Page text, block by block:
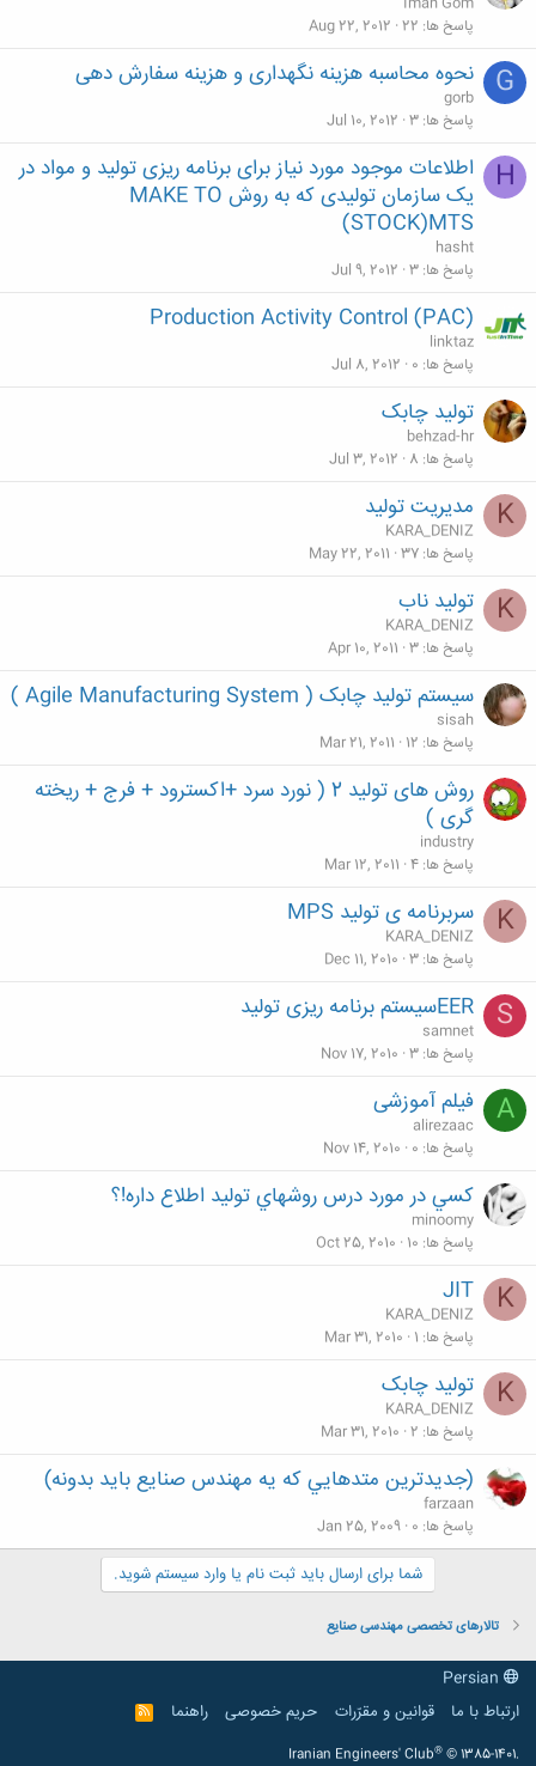
پاسخ ها 22
Aug 22, 2012
G نحوه محاسبه هزینه نگهداری و هزینه سفارش دهی
gorb
پاسخ ها 3
Jul 10, 2012
H
اطلاعات موجود مورد نیاز برای برنامه ریزی تولید و مواد در
یک سازمان تولیدی که به روش MAKE TO
STOCK)MTS)
hasht
پاسخ ها 3
Jul 9, 2012
(Production Activity Control (PAC
linktaz
پاسخ ها 0
Jul 8, 2012
تولید چابک
behzad-hr
پاسخ ها 8
Jul 3, 2012
K مدیریت تولید
KARA_DENIZ
پاسخ ها 37
May 22, 2011
K تولید ناب
KARA_DENIZ
پاسخ ها 3
Apr 10, 2011
سيستم توليد چابک ( Agile Manufacturing System )
sisah
پاسخ ها 12
Mar 21, 2011
روش های تولید 2 ( نورد سرد +اکسترود + فرج + ریخته
گری )
industry
پاسخ ها 4
Mar 12, 2011
K سربرنامه ی تولید MPS
KARA_DENIZ
پاسخ ها 3
Dec 11, 2010
S EERسیستم برنامه ریزی تولید
samnet
پاسخ ها 3
Nov 17, 2010
A فیلم آموزشی
alirezaac
پاسخ ها 0
Nov 14, 2010
كسي در مورد درس روشهاي توليد اطلاع داره!؟
minoomy
پاسخ ها 10
Oct 25, 2010
K
JIT
KARA_DENIZ
پاسخ ها 1
Mar 31, 2010
K تولید چابک
KARA_DENIZ
پاسخ ها 2
Mar 31, 2010
(جديدترين متدهايي كه يه مهندس صنايع بايد بدونه)
farzaan
پاسخ ها 0
Jan 25, 2009
شما برای ارسال باید ثبت نام یا وارد سیستم شوید.
تالارهای تخصصی مهندسی صنایع
ارتباط با ما
قوانین و مقرّرات حریم خصوصی راهنما
R
S
Iranian Engineers' Club® © 1385-1401.